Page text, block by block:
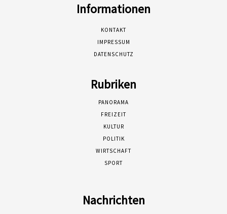
Informationen
KONTAKT
IMPRESSUM
DATENSCHUTZ
Rubriken
PANORAMA
FREIZEIT
KULTUR
POLITIK
WIRTSCHAFT
SPORT
Nachrichten